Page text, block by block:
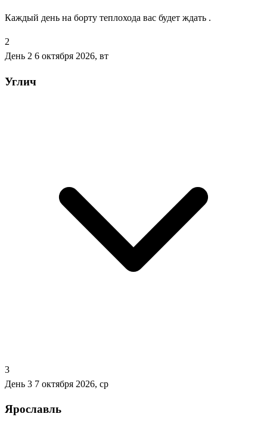
Каждый день на борту теплохода вас будет ждать .
2
День 2 6 октября 2026, вт
Углич
3
День 3 7 октября 2026, ср
Ярославль